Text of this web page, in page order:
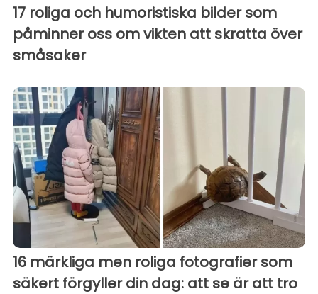
17 roliga och humoristiska bilder som
påminner oss om vikten att skratta över
småsaker
16 märkliga men roliga fotografier som
säkert förgyller din dag: att se är att tro